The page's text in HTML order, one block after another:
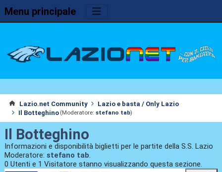
Menu principale
Lazio.net Community
Lazio e basta / Only Lazio
Il Botteghino (Moderatore: stefano tab)
Il Botteghino
Informazioni e disponibilità biglietti per le partite della S.S. Lazio
Moderatore: stefano tab.
0 Utenti e 1 Visitatore stanno visualizzando questa sezione.